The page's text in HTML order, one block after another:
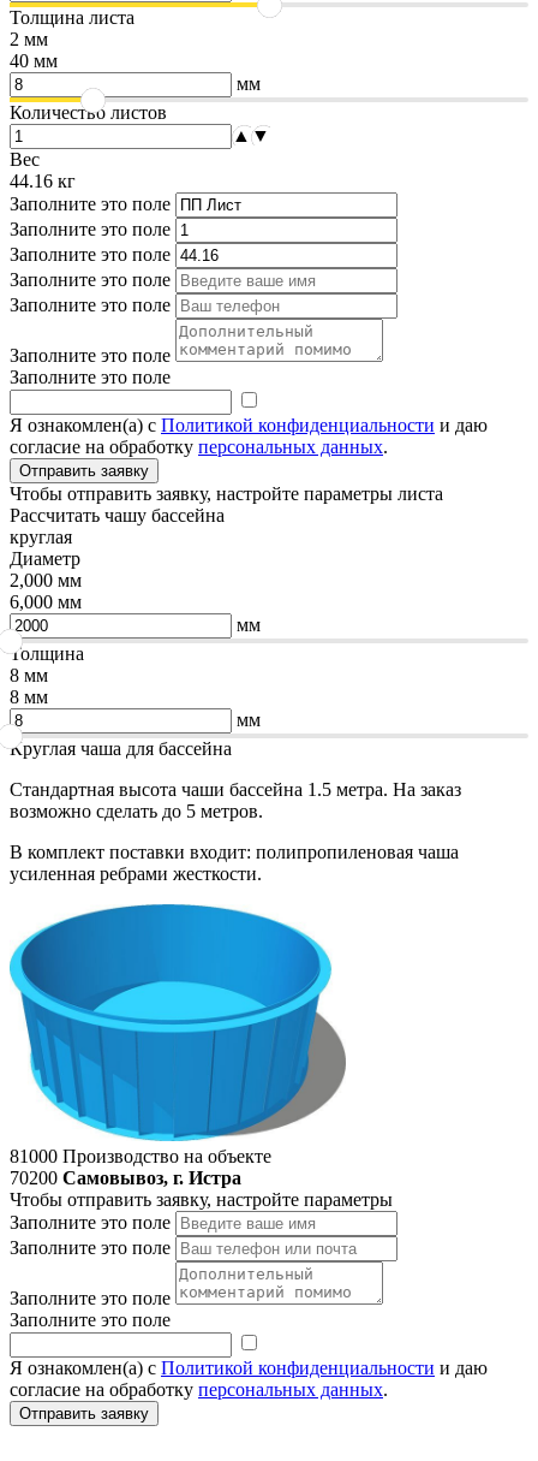
Толщина листа
2 мм
40 мм
мм
Количество листов
▲ ▼
Вес
44.16 кг
Заполните это поле
Заполните это поле
Заполните это поле
Заполните это поле
Заполните это поле
Заполните это поле
Заполните это поле
Я ознакомлен(а) с Политикой конфиденциальности и даю
согласие на обработку персональных данных.
Чтобы отправить заявку, настройте параметры листа
Рассчитать чашу бассейна
круглая
Диаметр
2,000 мм
6,000 мм
мм
Толщина
8 мм
8 мм
мм
Круглая чаша для бассейна
Стандартная высота чаши бассейна 1.5 метра. На заказ
возможно сделать до 5 метров.
В комплект поставки входит: полипропиленовая чаша
усиленная ребрами жесткости.
81000 Производство на объекте
70200 Самовывоз, г. Истра
Чтобы отправить заявку, настройте параметры
Заполните это поле
Заполните это поле
Заполните это поле
Заполните это поле
Я ознакомлен(а) с Политикой конфиденциальности и даю
согласие на обработку персональных данных.